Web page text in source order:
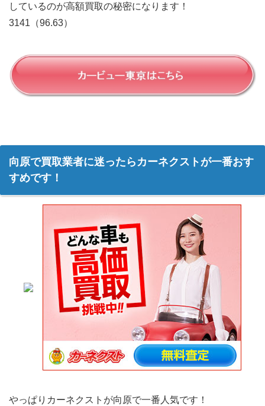
しているのが高額買取の秘密になります！
3141（96.63）
向原で買取業者に迷ったらカーネクストが一番おす
すめです！
やっぱりカーネクストが向原で一番人気です！